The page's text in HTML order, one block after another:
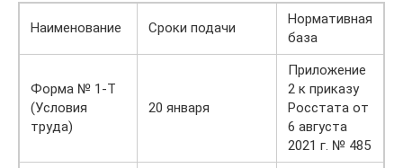
Наименование Сроки подачи
Нормативная
база
Форма № 1-Т
(Условия
труда)
20 января
Приложение
2 к приказу
Росстата от
6 августа
2021 г. № 485